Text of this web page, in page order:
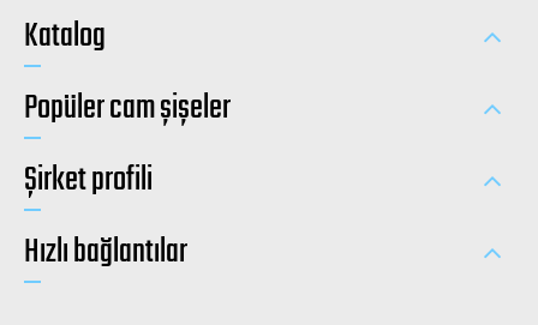
Katalog
Popüler cam şişeler
Şirket profili
Hızlı bağlantılar